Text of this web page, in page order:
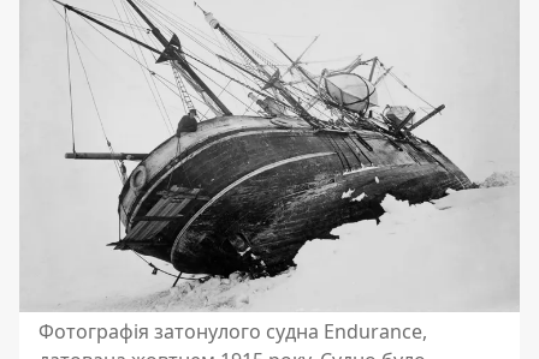
Фотографія затонулого судна Endurance,